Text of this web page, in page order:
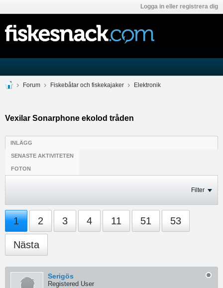
Logga in eller registrera dig
Forum Fiskebåtar och fiskekajaker Elektronik
Vexilar Sonarphone ekolod tråden
INLÄGG
SENASTE AKTIVITETEN
FOTON
Filter
1 2 3 4 11 51 53
Nästa
Serigös
Registered User